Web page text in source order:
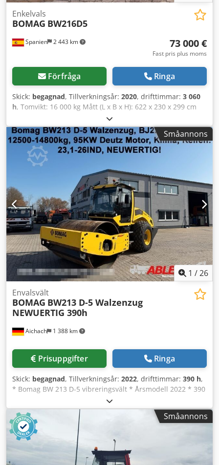
Spanien 2 443 km
Enkelvals
BOMAG BW216D5
73 000 €
Fast pris plus moms
Förfråga Ringa
Skick: begagnad, Tillverkningsår: 2020, drifttimmar: 3 060
h, Tomvikt: 16 000 kg Mått (L x B x H): 622 x 230 x 299 cm
Motortyp: Deutz DEUTZ TCD4.1 L-4 = Ytterligare alternativ
och utrustning = Codpfx Aasygu Rvsveha - Sätesvärme
Småannons
1 /26
Aichach 1 388 km
Envalsvält
BOMAG BW213 D-5 Walzenzug
NEWUERTIG 390h
Prisuppgifter Ringa
Skick: begagnad, Tillverkningsår: 2022, drifttimmar: 390 h,
* Bomag BW 213 D-5 vibreringsvält * Årsmodell 2022 * 390
driftstimmar * Euro 5 * Vikt: 12 500–14 800 kg * 95 kW
Deutz-motor * Luftkonditionering Chjdsyr U Tnopfx Aavsa *
Däck: 23,1-26IND * Som ny!
Småannons